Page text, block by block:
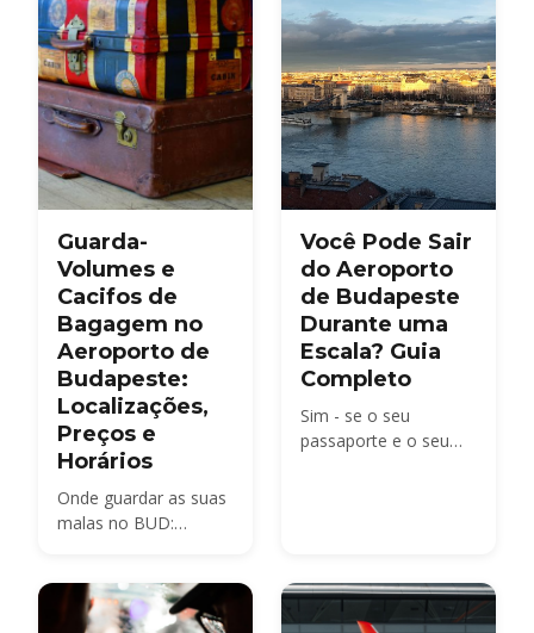
chegar do BUD ao
centro da cidade.
Guarda-
Volumes e
Cacifos de
Bagagem no
Aeroporto de
Budapeste:
Localizações,
Preços e
Horários
Onde guardar as suas
malas no BUD:
nos Terminais 2A e
2B, cacifos
Você Pode Sair
do Aeroporto
de Budapeste
Durante uma
Escala? Guia
Completo
Sim - se o seu
passaporte e o seu
Budapeste entre voos.